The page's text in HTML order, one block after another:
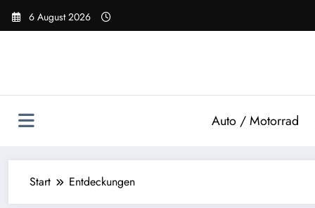
Zum
Inhalt
6 August 2026
Auto / Motorrad
Start Entdeckungen